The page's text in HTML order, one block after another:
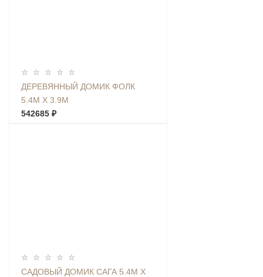
ДЕРЕВЯННЫЙ ДОМИК ФОЛК
5.4М Х 3.9М
542685 ₽
САДОВЫЙ ДОМИК САГА 5.4М Х